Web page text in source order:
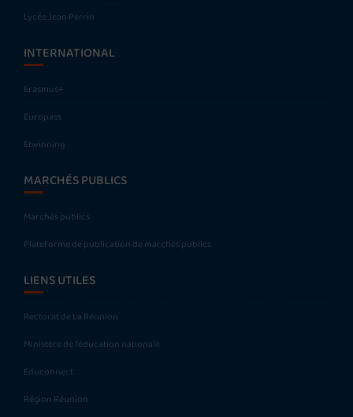
Lycée Jean Perrin
INTERNATIONAL
Erasmus+
Europass
Etwinning
MARCHÉS PUBLICS
Marchés publics
Plateforme de publication de marchés publics
LIENS UTILES
Rectorat de La Réunion
Ministère de l’éducation nationale
Educonnect
Région Réunion